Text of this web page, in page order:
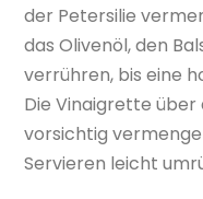
der Petersilie
das Olivenöl, den
verrühren, bis eine
Die Vinaigrette
vorsichtig
Servieren leicht